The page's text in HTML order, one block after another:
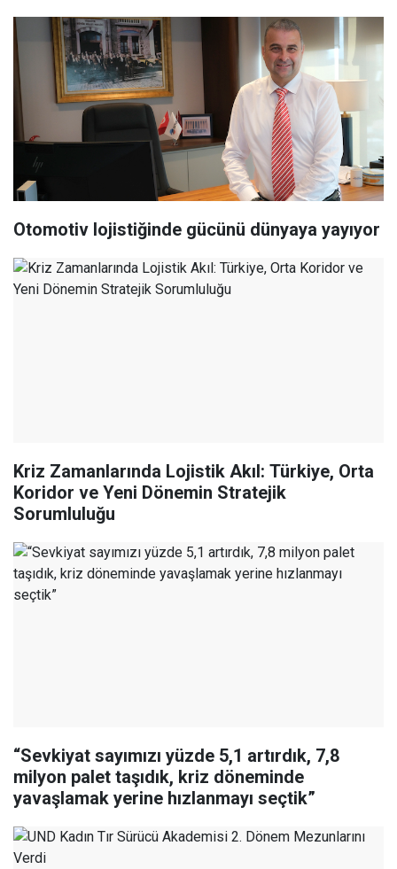
Otomotiv lojistiğinde gücünü dünyaya yayıyor
Kriz Zamanlarında Lojistik Akıl: Türkiye, Orta
Koridor ve Yeni Dönemin Stratejik
Sorumluluğu
“Sevkiyat sayımızı yüzde 5,1 artırdık, 7,8
milyon palet taşıdık, kriz döneminde
yavaşlamak yerine hızlanmayı seçtik”